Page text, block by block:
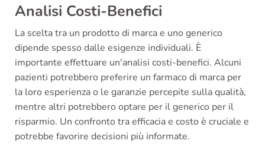
Analisi Costi-Benefici
La scelta tra un prodotto di marca e uno generico
dipende spesso dalle esigenze individuali. È
importante effettuare un'analisi costi-benefici. Alcuni
pazienti potrebbero preferire un farmaco di marca per
la loro esperienza o le garanzie percepite sulla qualità,
mentre altri potrebbero optare per il generico per il
risparmio. Un confronto tra efficacia e costo è cruciale e
potrebbe favorire decisioni più informate.